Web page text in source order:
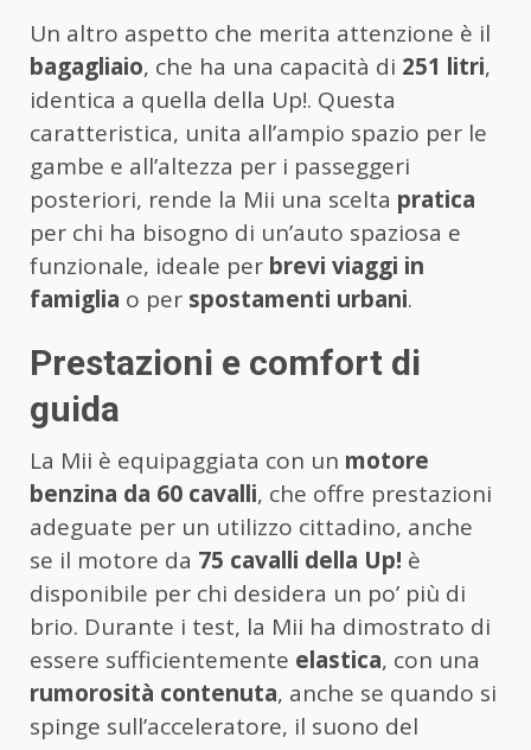
Un altro aspetto che merita attenzione è il
bagagliaio, che ha una capacità di 251 litri,
identica a quella della Up!. Questa
caratteristica, unita all’ampio spazio per le
gambe e all’altezza per i passeggeri
posteriori, rende la Mii una scelta pratica
per chi ha bisogno di un’auto spaziosa e
funzionale, ideale per brevi viaggi in
famiglia o per spostamenti urbani.
Prestazioni e comfort di
guida
La Mii è equipaggiata con un motore
benzina da 60 cavalli, che offre prestazioni
adeguate per un utilizzo cittadino, anche
se il motore da 75 cavalli della Up! è
disponibile per chi desidera un po’ più di
brio. Durante i test, la Mii ha dimostrato di
essere sufficientemente elastica, con una
rumorosità contenuta, anche se quando si
spinge sull’acceleratore, il suono del